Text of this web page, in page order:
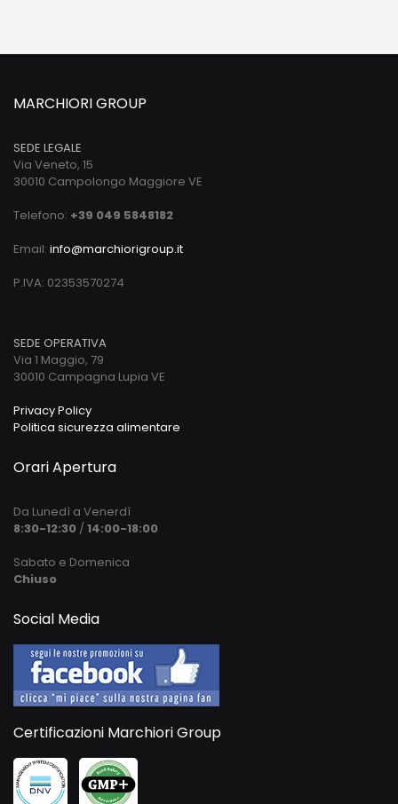
MARCHIORI GROUP
SEDE LEGALE
Via Veneto, 15
30010 Campolongo Maggiore VE
Telefono: +39 049 5848182
Email: info@marchiorigroup.it
P.IVA: 02353570274
SEDE OPERATIVA
Via 1 Maggio, 79
30010 Campagna Lupia VE
Privacy Policy
Politica sicurezza alimentare
Orari Apertura
Da Lunedì a Venerdì
8:30-12:30 /14:00-18:00
Sabato e Domenica
Chiuso
Social Media
Certificazioni Marchiori Group